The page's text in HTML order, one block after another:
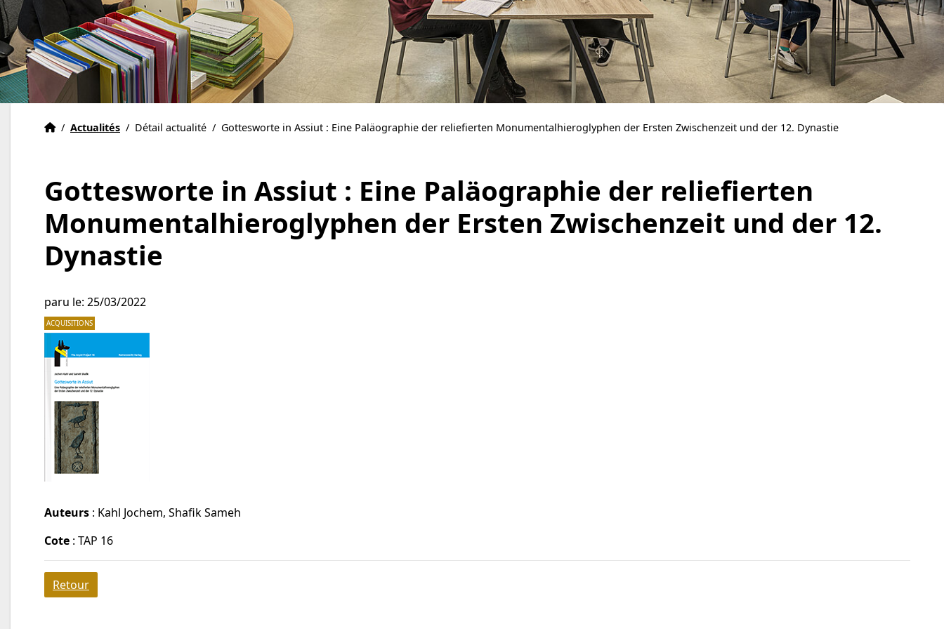
Accueil
Accueil
/ Actualités / Détail actualité / Gottesworte in Assiut : Eine Paläographie der reliefierten Monumentalhieroglyphen der Ersten Zwischenzeit und der 12. Dynastie
Gottesworte in Assiut : Eine Paläographie der reliefierten
Monumentalhieroglyphen der Ersten Zwischenzeit und der 12.
Dynastie
paru le: 25/03/2022
ACQUISITIONS
Auteurs : Kahl Jochem, Shafik Sameh
Cote : TAP 16
Retour